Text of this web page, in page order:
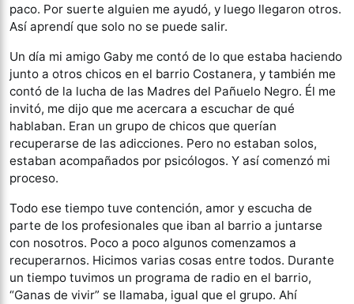
paco. Por suerte alguien me ayudó, y luego llegaron otros.
Así aprendí que solo no se puede salir.
Un día mi amigo Gaby me contó de lo que estaba haciendo
junto a otros chicos en el barrio Costanera, y también me
contó de la lucha de las Madres del Pañuelo Negro. Él me
invitó, me dijo que me acercara a escuchar de qué
hablaban. Eran un grupo de chicos que querían
recuperarse de las adicciones. Pero no estaban solos,
estaban acompañados por psicólogos. Y así comenzó mi
proceso.
Todo ese tiempo tuve contención, amor y escucha de
parte de los profesionales que iban al barrio a juntarse
con nosotros. Poco a poco algunos comenzamos a
recuperarnos. Hicimos varias cosas entre todos. Durante
un tiempo tuvimos un programa de radio en el barrio,
“Ganas de vivir” se llamaba, igual que el grupo. Ahí